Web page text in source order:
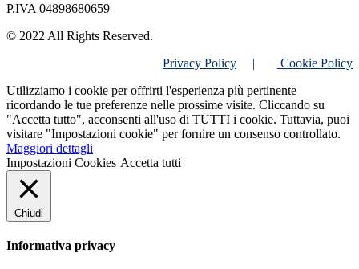
P.IVA 04898680659
© 2022 All Rights Reserved.
Privacy Policy |
Cookie Policy
Utilizziamo i cookie per offrirti l'esperienza più pertinente
ricordando le tue preferenze nelle prossime visite. Cliccando su
"Accetta tutto", acconsenti all'uso di TUTTI i cookie. Tuttavia, puoi
visitare "Impostazioni cookie" per fornire un consenso controllato.
Maggiori dettagli
Impostazioni Cookies Accetta tutti
Chiudi
Informativa privacy